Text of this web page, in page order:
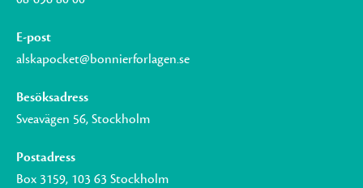
E-post
alskapocket@bonnierforlagen.se
Besöksadress
Sveavägen 56, Stockholm
Postadress
Box 3159, 103 63 Stockholm